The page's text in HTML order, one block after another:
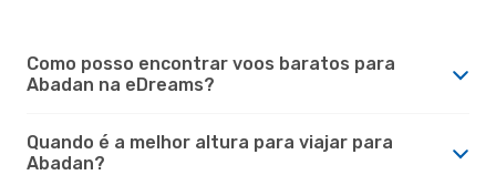
Como posso encontrar voos baratos para
Abadan na eDreams?
Quando é a melhor altura para viajar para
Abadan?